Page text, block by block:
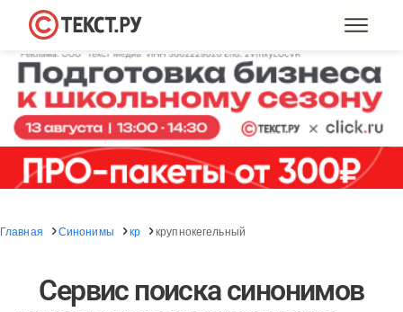
Главная Синонимы кр крупнокегельный
Сервис поиска синонимов